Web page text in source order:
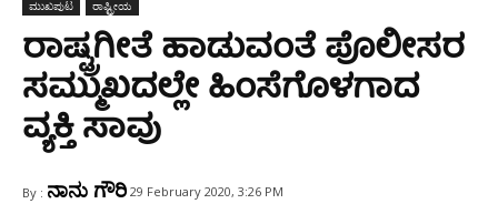
ಮುಖಪುಟ ರಾಷ್ಟ್ರೀಯ
ರಾಷ್ಟ್ರಗೀತೆ ಹಾಡುವಂತೆ ಪೊಲೀಸರ
ಸಮ್ಮುಖದಲ್ಲೇ ಹಿಂಸೆಗೊಳಗಾದ
ವ್ಯಕ್ತಿ ಸಾವು
By : ನಾನು ಗೌರಿ 29 February 2020, 3:26 PM